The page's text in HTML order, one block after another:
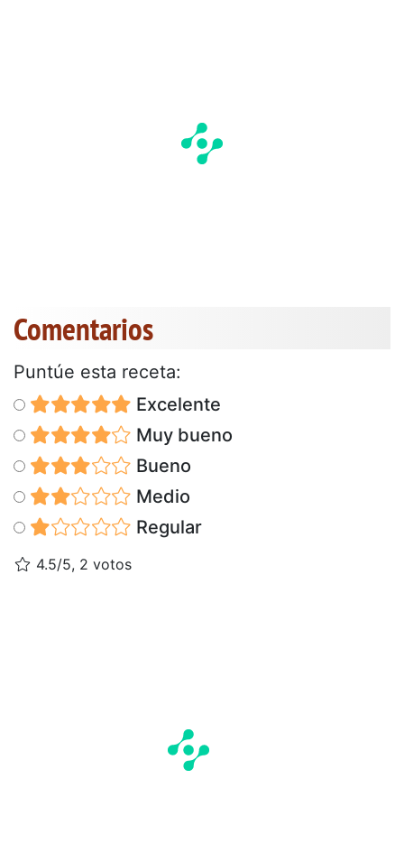
Comentarios
Puntúe esta receta:
Excelente
Muy bueno
Bueno
Medio
Regular
4.5/5, 2 votos